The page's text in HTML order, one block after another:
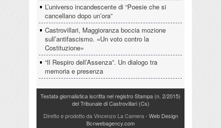
L’universo incandescente di “Poesie che si
cancellano dopo un’ora”
Castrovillari, Maggioranza boccia mozione
sull’antifascismo. «Un voto contro la
Costituzione»
“Il Respiro dell’Assenza”. Un dialogo tra
memoria e presenza
Testata giornalistica iscritta nel registro Stampa (n. 2/2015)
del Tribunale di Castrovillari (Cs)
Diretto e prodotto da Vincenzo La Camera- Web Design
Bcnwebagency.com